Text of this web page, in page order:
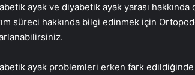
ayak ve diyabetik ayak yarası
süreci hakkında bilgi edinmek için
ayak problemleri erken fark